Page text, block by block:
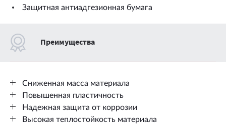
Защитная антиадгезионная бумага
Преимущества
Сниженная масса материала
Повышенная пластичность
Надежная защита от коррозии
Высокая теплостойкость материала